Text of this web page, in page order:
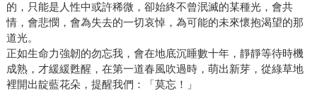
的，只能是人性中或許稀微，卻始終不曾泯滅的某種光，會共
情，會悲憫，會為失去的一切哀悼，為可能的未來懷抱渴望的那
道光。
正如生命力強韌的勿忘我，會在地底沉睡數十年，靜靜等待時機
成熟，才緩緩甦醒，在第一道春風吹過時，萌出新芽，從綠草地
裡開出靛藍花朵，提醒我們：「莫忘！」